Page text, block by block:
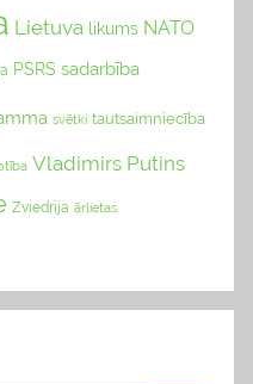
Lietuva likums NATO
PSRS sadarbība
svētki tautsaimniecība
Vladimirs Putins
Zviedrija ārlietas